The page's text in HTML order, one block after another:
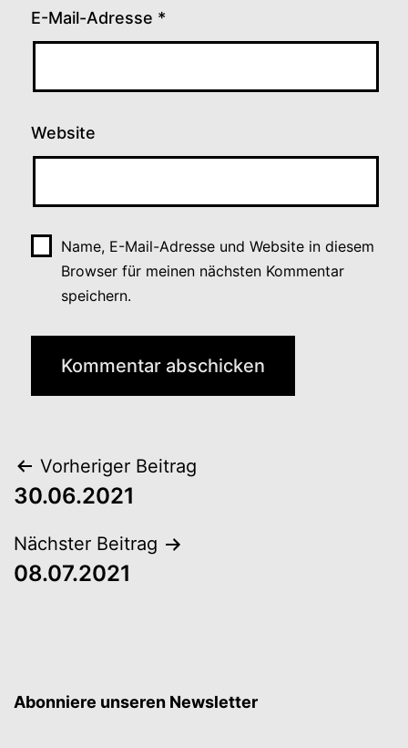
E-Mail-Adresse *
Website
Name, E-Mail-Adresse und Website in diesem
Browser für meinen nächsten Kommentar
speichern.
Beitragsnavigation
Vorheriger Beitrag
30.06.2021
Nächster Beitrag
08.07.2021
Abonniere unseren Newsletter